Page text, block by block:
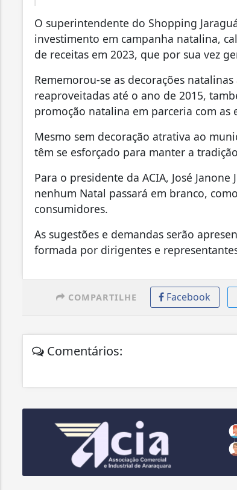
O superintendente do Shopping
investimento em campanha natalina,
de receitas em 2023, que por sua vez
Rememorou-se as decorações
reaproveitadas até o ano de 2015,
promoção natalina em parceria com
Mesmo sem decoração atrativa ao
têm se esforçado para manter a
Para o presidente da ACIA, José
nenhum Natal passará em branco,
consumidores.
As sugestões e demandas serão
formada por dirigentes e
COMPARTILHE Facebook
Comentários: